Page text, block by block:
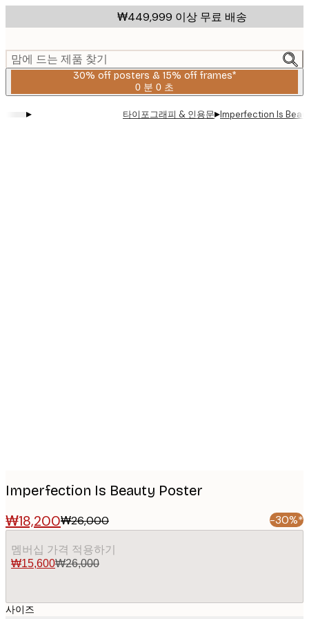
to
content.
₩449,999 이상 무료 배송
맘에 드는 제품 찾기
30% off posters & 15% off frames*
0 분 0 초
유
날
▸ 타이포그래피 & 인용문▸Imperfection Is
Imperfection Is Beauty Poster
₩18,200₩26,000 -30%*
멤버십 가격 적용하기
₩15,600₩26,000
사이즈